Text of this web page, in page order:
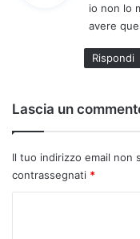
t
t
io non lo
avere
Rispondi
Lascia un
Il tuo indirizzo email non
contrassegnati *